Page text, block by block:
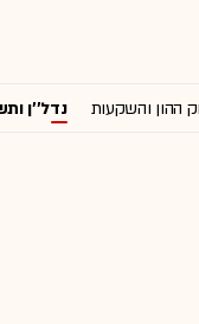
ההון והשקעות נדל''ן